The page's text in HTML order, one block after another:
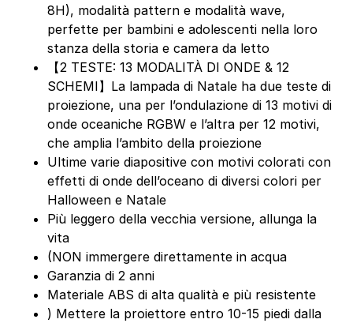
8H), modalità pattern e modalità wave,
perfette per bambini e adolescenti nella loro
stanza della storia e camera da letto
【2 TESTE: 13 MODALITÀ DI ONDE & 12
SCHEMI】La lampada di Natale ha due teste di
proiezione, una per l’ondulazione di 13 motivi di
onde oceaniche RGBW e l’altra per 12 motivi,
che amplia l’ambito della proiezione
Ultime varie diapositive con motivi colorati con
effetti di onde dell’oceano di diversi colori per
Halloween e Natale
Più leggero della vecchia versione, allunga la
vita
(NON immergere direttamente in acqua
Garanzia di 2 anni
Materiale ABS di alta qualità e più resistente
) Mettere la proiettore entro 10-15 piedi dalla